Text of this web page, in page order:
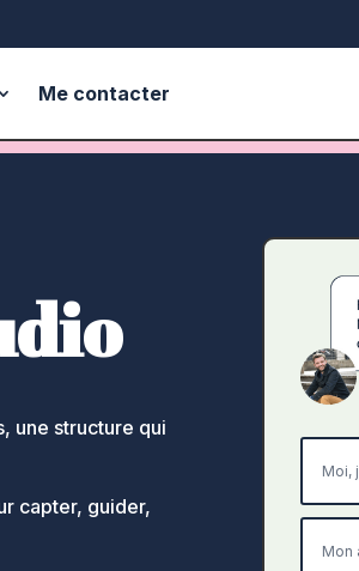
Me contacter
une structure qui
capter, guider,